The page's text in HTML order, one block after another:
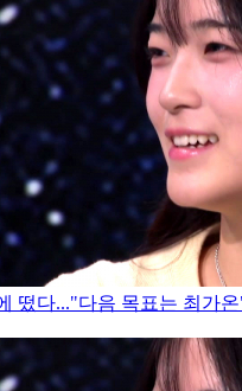
떴다..."다음 목표는 최가